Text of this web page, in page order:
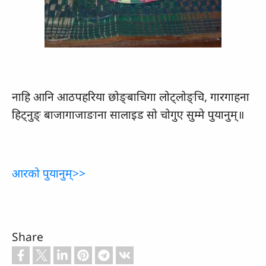
नाहि आनि आठपहरिया छोङ्‌बाचिगा लोट्‌लोङ्‌चि, गारगाहना
हिट्‌नुङ्‌ बाजागाजाङाना सालाइड सो चोगुए सुम्‍मे पुयानुम्‌॥
आरको पुयानुम्‌>>
Share